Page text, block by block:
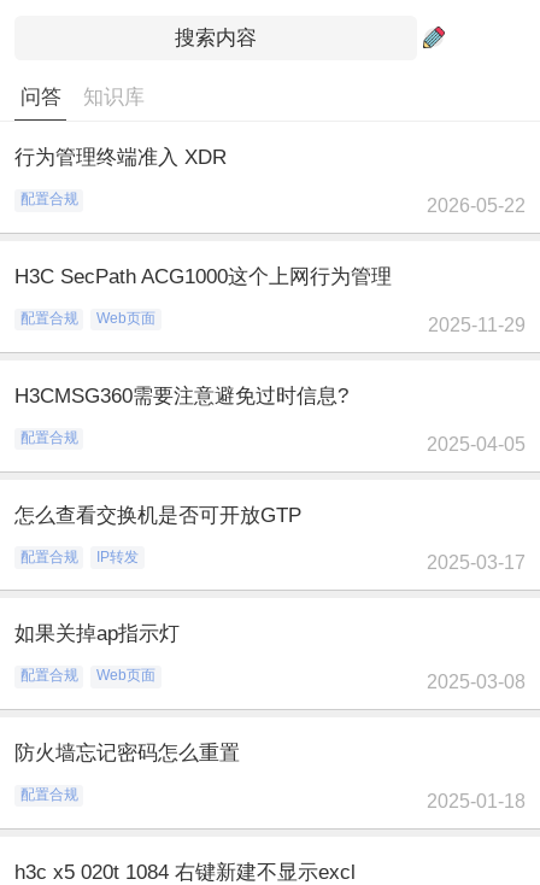
问答 知识库
行为管理终端准入 XDR
配置合规 2026-05-22
H3C SecPath ACG1000这个上网行为管理
配置合规 Web页面 2025-11-29
H3CMSG360需要注意避免过时信息?
配置合规 2025-04-05
怎么查看交换机是否可开放GTP
配置合规 IP转发 2025-03-17
如果关掉ap指示灯
配置合规 Web页面 2025-03-08
防火墙忘记密码怎么重置
配置合规 2025-01-18
h3c x5 020t 1084 右键新建不显示excl